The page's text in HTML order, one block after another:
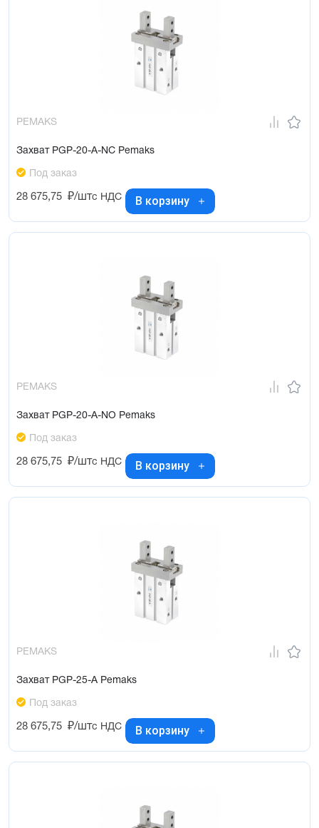
PEMAKS
Захват PGP-20-A-NC Pemaks
Под заказ
28 675,75 ₽/штс НДС В корзину
PEMAKS
Захват PGP-20-A-NO Pemaks
Под заказ
28 675,75 ₽/штс НДС В корзину
PEMAKS
Захват PGP-25-A Pemaks
Под заказ
28 675,75 ₽/штс НДС В корзину